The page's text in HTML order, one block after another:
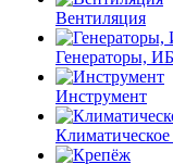
Вентиляция
Генераторы,
Инструмент